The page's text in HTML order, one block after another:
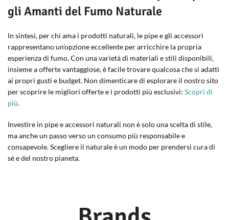
gli Amanti del Fumo Naturale
In sintesi, per chi ama i prodotti naturali, le pipe e gli accessori
rappresentano un’opzione eccellente per arricchire la propria
esperienza di fumo. Con una varietà di materiali e stili disponibili,
insieme a offerte vantaggiose, è facile trovare qualcosa che si adatti
ai propri gusti e budget. Non dimenticare di esplorare il nostro sito
per scoprire le migliori offerte e i prodotti più esclusivi: Scopri di
più.
Investire in pipe e accessori naturali non è solo una scelta di stile,
ma anche un passo verso un consumo più responsabile e
consapevole. Scegliere il naturale è un modo per prendersi cura di
sé e del nostro pianeta.